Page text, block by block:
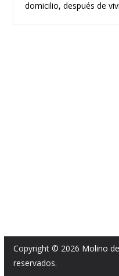
domicilio, después de
Copyright © 2026 Molino
reservados.